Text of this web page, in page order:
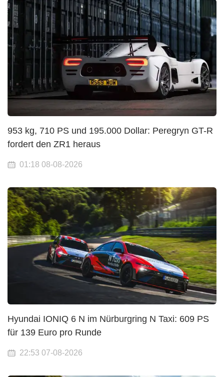
953 kg, 710 PS und 195.000 Dollar: Peregryn GT-R
fordert den ZR1 heraus
01:18 08-08-2026
Hyundai IONIQ 6 N im Nürburgring N Taxi: 609 PS
für 139 Euro pro Runde
22:53 07-08-2026